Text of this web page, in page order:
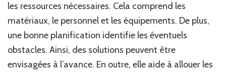
les ressources nécessaires. Cela comprend les
matériaux, le personnel et les équipements. De plus,
une bonne planification identifie les éventuels
obstacles. Ainsi, des solutions peuvent être
envisagées à l’avance. En outre, elle aide à allouer les